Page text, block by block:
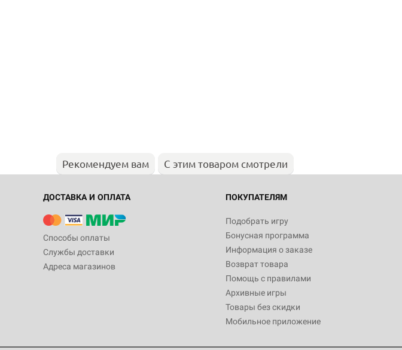
Рекомендуем вам С этим товаром смотрели
ДОСТАВКА И ОПЛАТА
Способы оплаты
Службы доставки
Адреса магазинов
ПОКУПАТЕЛЯМ
Подобрать игру
Бонусная программа
Информация о заказе
Возврат товара
Помощь с правилами
Архивные игры
Товары без скидки
Мобильное приложение